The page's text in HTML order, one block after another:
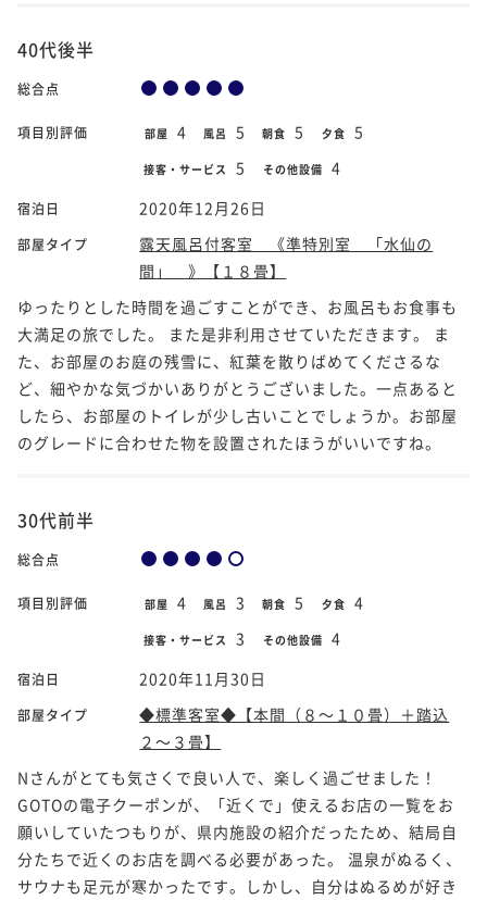
40代後半
総合点
項目別評価 部屋 4 風呂 5 朝食 5 夕食 5
接客・サービス 5 その他設備 4
宿泊日 2020年12月26日
部屋タイプ
露天風呂付客室 《準特別室 「水仙の
間」 》【１８畳】
ゆったりとした時間を過ごすことができ、お風呂もお食事も
大満足の旅でした。 また是非利用させていただきます。 ま
た、お部屋のお庭の残雪に、紅葉を散りばめてくださるな
ど、細やかな気づかいありがとうございました。一点あると
したら、お部屋のトイレが少し古いことでしょうか。お部屋
のグレードに合わせた物を設置されたほうがいいですね。
30代前半
総合点
項目別評価 部屋 4 風呂 3 朝食 5 夕食 4
接客・サービス 3 その他設備 4
宿泊日 2020年11月30日
部屋タイプ
◆標準客室◆【本間（８～１０畳）＋踏込
２～３畳】
Nさんがとても気さくで良い人で、楽しく過ごせました！
GOTOの電子クーポンが、「近くで」使えるお店の一覧をお
願いしていたつもりが、県内施設の紹介だったため、結局自
分たちで近くのお店を調べる必要があった。 温泉がぬるく、
サウナも足元が寒かったです。しかし、自分はぬるめが好き